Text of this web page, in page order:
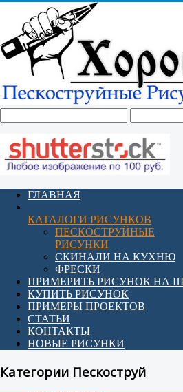
ГЛАВНАЯ
КАТАЛОГИ РИСУНКОВ
ПЕСКОСТРУЙНЫЕ
РИСУНКИ
СКИНАЛИ НА КУХНЮ
ФРЕСКИ
ПРИМЕРИТЬ РИСУНОК НА
КУПИТЬ РИСУНОК
ПРИМЕРЫ ПРОЕКТОВ
СТАТЬИ
КОНТАКТЫ
НОВЫЕ РИСУНКИ
Категории Пескоструй